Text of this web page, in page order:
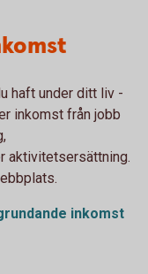
haft under ditt liv -
inkomst från jobb
aktivitetsersättning.
inkomst